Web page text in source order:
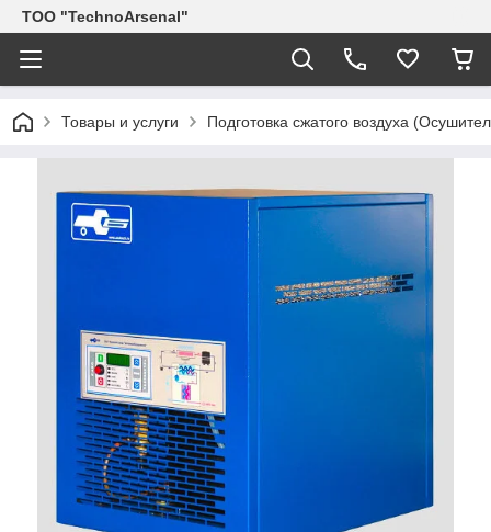
ТОО "TechnoArsenal"
Товары и услуги Подготовка сжатого воздуха